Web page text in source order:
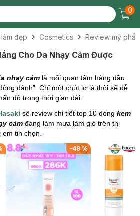
0
đẹp Cosmetics Review mỹ
Cho Da Nhạy Cảm Được
nhạy cảm là mối quan tâm hàng đầu
đảnh”. Chỉ một chút lơ là thôi sẽ dễ
đỏ trong thời gian dài.
sẽ review chi tiết top 10 dòng kem
cảm đang làm mưa làm gió trên thị
tin chọn.
-31%